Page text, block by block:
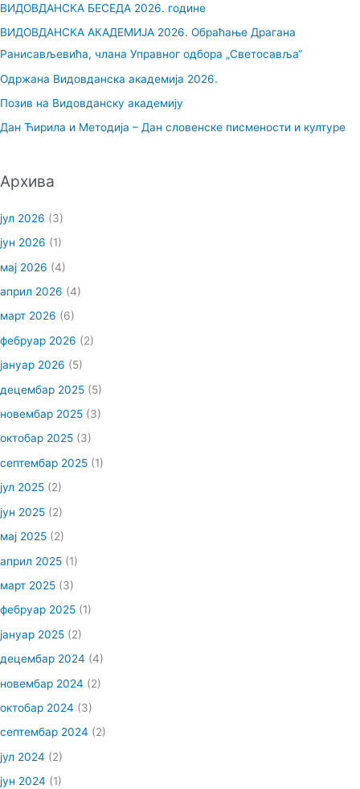
з
а
:
ВИДОВДАНСКА БЕСЕДА 2026. године
ВИДОВДАНСКА АКАДЕМИЈА 2026. Обраћање Драгана
Ранисављевића, члана Управног одбора „Светосавља“
Одржана Видовданска академија 2026.
Позив на Видовданску академију
Дан Ћирила и Методија – Дан словенске писмености и културе
Архива
јул 2026 (3)
јун 2026 (1)
мај 2026 (4)
април 2026 (4)
март 2026 (6)
фебруар 2026 (2)
јануар 2026 (5)
децембар 2025 (5)
новембар 2025 (3)
октобар 2025 (3)
септембар 2025 (1)
јул 2025 (2)
јун 2025 (2)
мај 2025 (2)
април 2025 (1)
март 2025 (3)
фебруар 2025 (1)
јануар 2025 (2)
децембар 2024 (4)
новембар 2024 (2)
октобар 2024 (3)
септембар 2024 (2)
јул 2024 (2)
јун 2024 (1)